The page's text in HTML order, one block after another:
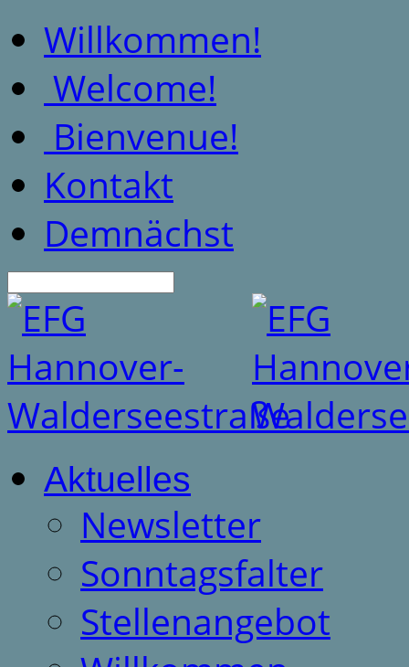
Willkommen!
Welcome!
Bienvenue!
Kontakt
Demnächst
Aktuelles
Newsletter
Sonntagsfalter
Stellenangebot